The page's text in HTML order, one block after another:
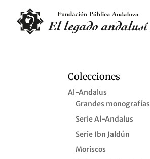
Colecciones
Al-Andalus
Grandes monografías
Serie Al-Andalus
Serie Ibn Jaldún
Moriscos